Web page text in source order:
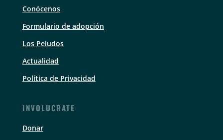
Conócenos
Formulario de adopción
Los Peludos
Actualidad
Política de Privacidad
INVOLUCRATE
Donar